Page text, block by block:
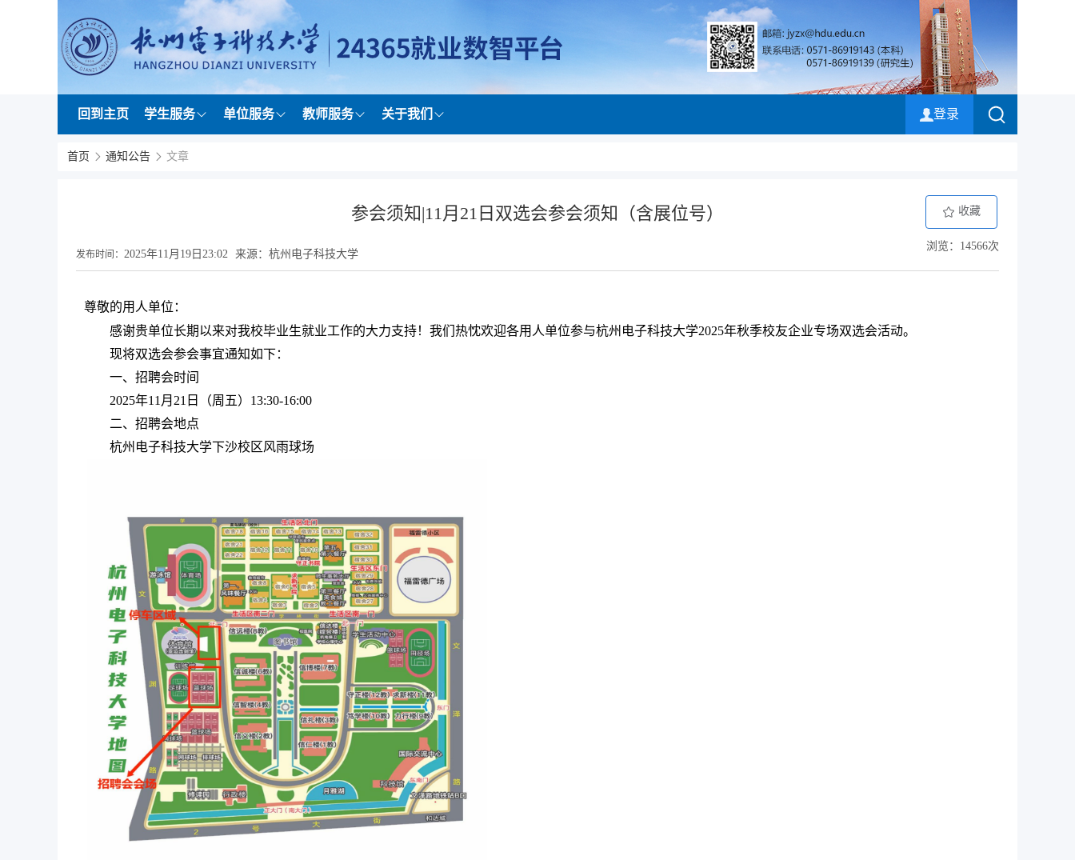
回到主页 学生服务 单位服务 教师服务 关于我们 登录
首页 通知公告 文章
参会须知|11月21日双选会参会须知（含展位号） 收藏
浏览：14566次
发布时间： 2025年11月19日23:02 来源：杭州电子科技大学
尊敬的用人单位：
感谢贵单位长期以来对我校毕业生就业工作的大力支持！我们热忱欢迎各用人单位参与杭州电子科技大学2025年秋季校友企业专场双选会活动。
现将双选会参会事宜通知如下：
一、招聘会时间
2025年11月21日（周五）13:30-16:00
二、招聘会地点
杭州电子科技大学下沙校区风雨球场